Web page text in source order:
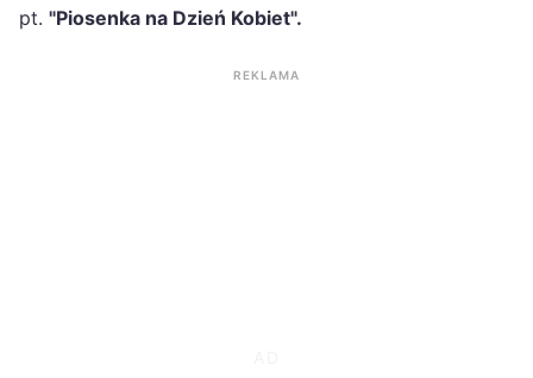
pt. "Piosenka na Dzień Kobiet".
REKLAMA